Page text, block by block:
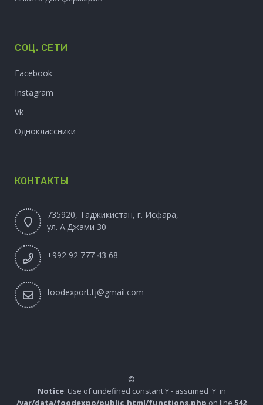
СОЦ. СЕТИ
Facebook
Instagram
Vk
Одноклассники
КОНТАКТЫ
735920, Таджикистан, г. Исфара,
ул. А.Джами 30
+992 92 777 43 68
foodexport.tj@gmail.com
©
Notice: Use of undefined constant Y - assumed 'Y' in